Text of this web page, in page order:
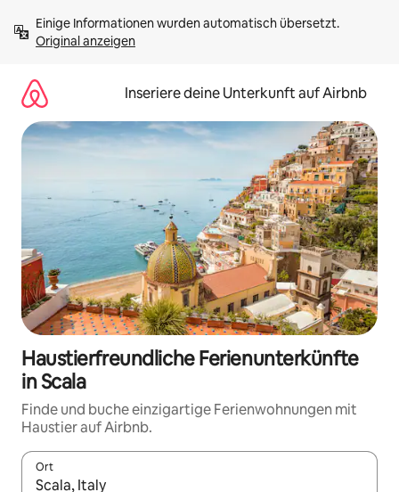
Inhalten
springenOriginal anzeigen
Inseriere deine Unterkunft auf Airbnb
Haustierfreundliche Ferienunterkünfte
in Scala
Finde und buche einzigartige Ferienwohnungen mit
Haustier auf Airbnb.
Ort
Wenn Ergebnisse verfügbar sind, navigiere mit den